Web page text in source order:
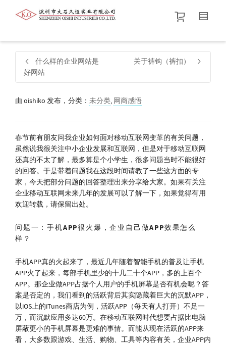
帮我查找新的衬衫尺码
价格介于
默认品牌.
什么样的企业网站是
好网站
关于裤钩（裤扣）
由 oishiko 发布，分类： 未分类, 网商感悟
春节前有朋友问我企业如何面对移动互联网变革的有关问题，
虽然说我很关注中小企业发展和互联网，但是对于移动互联网
还真的不太了解，最多算是个小学生，很多问题当时不能很好
的回答。于是带着问题我在这段时间请教了一些这方面的专
家，今天把部分问题的回答整理出来分享给大家。如果有关注
企业移动互联网未来几年的发展可以了解一下，如果觉得有用
欢迎转载，请保留出处。
问题一：手机APP很火爆，企业自己做APP效果怎么
样？
手机APP真的火起来了，最近几年随着智能手机的普及让手机
APP火了起来，每部手机里少的十几二十个APP，多的上百个
APP。那企业做APP占据个人用户的手机屏幕是否有机会呢？答
案是否定的，我们看到的活跃背后其实隐藏着巨大的沉默APP，
以iOS上的iTunes商店为例，活跃APP（每天有人打开）不足一
万，而沉默应用多达60万。在移动互联网时代想要占据比电脑
屏蔽更小的手机屏幕是更难的事情。而能从现在活跃的APP来
看，大多数跟游戏、生活、购物、工具等内容有关，企业APP内